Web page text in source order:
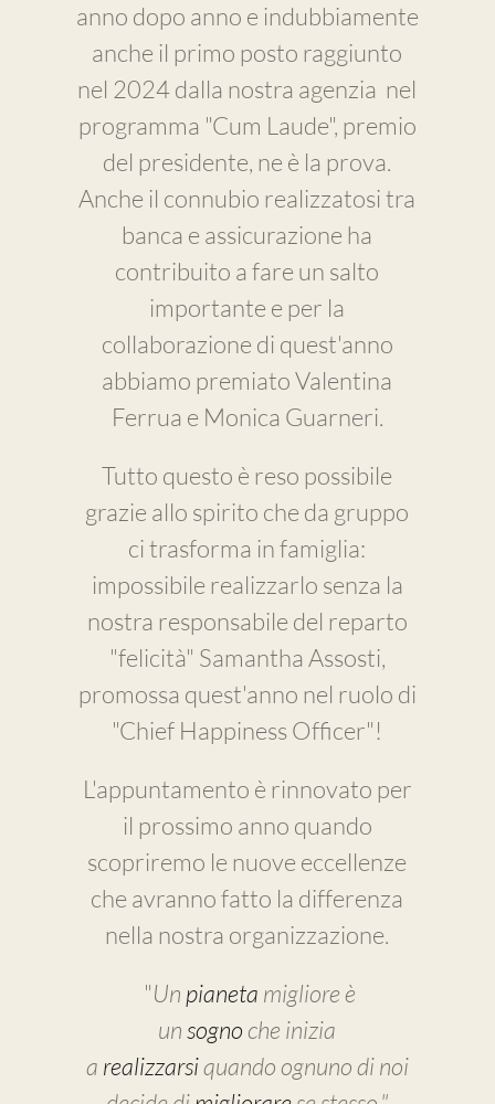
anno dopo anno e indubbiamente
anche il primo posto raggiunto
nel 2024 dalla nostra agenzia nel
programma "Cum Laude", premio
del presidente, ne è la prova.
Anche il connubio realizzatosi tra
banca e assicurazione ha
contribuito a fare un salto
importante e per la
collaborazione di quest'anno
abbiamo premiato Valentina
Ferrua e Monica Guarneri.
Tutto questo è reso possibile
grazie allo spirito che da gruppo
ci trasforma in famiglia:
impossibile realizzarlo senza la
nostra responsabile del reparto
"felicità" Samantha Assosti,
promossa quest'anno nel ruolo di
"Chief Happiness Officer"!
L'appuntamento è rinnovato per
il prossimo anno quando
scopriremo le nuove eccellenze
che avranno fatto la differenza
nella nostra organizzazione.
"Un pianeta migliore è
unsogno che inizia
a realizzarsiquando ognuno di noi